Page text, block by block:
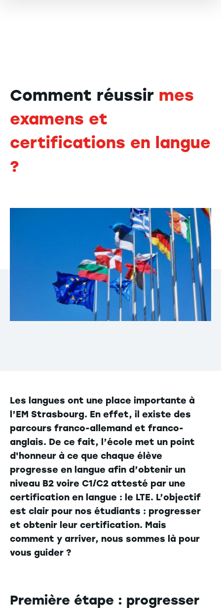
Comment réussir mes
examens et
certifications en langue
?
Les langues ont une place importante à
l’EM Strasbourg. En effet, il existe des
parcours franco-allemand et franco-
anglais. De ce fait, l’école met un point
d'honneur à ce que chaque élève
progresse en langue afin d’obtenir un
niveau B2 voire C1/C2 attesté par une
certification en langue : le LTE. L’objectif
est clair pour nos étudiants : progresser
et obtenir leur certification. Mais
comment y arriver, nous sommes là pour
vous guider ?
Première étape : progresser